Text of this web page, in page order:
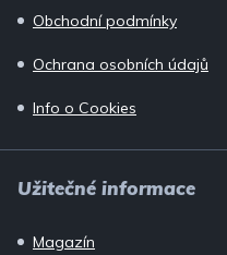
Obchodní podmínky
Ochrana osobních údajů
Info o Cookies
Užitečné informace
Magazín